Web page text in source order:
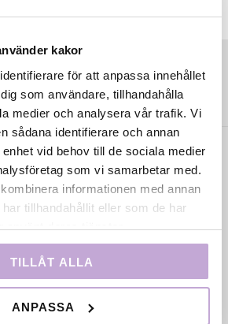
kakor
för att anpassa innehållet
som användare, tillhandahålla
medier och analysera vår trafik. Vi
sådana identifierare och annan
vid behov till de sociala medier
som vi samarbetar med.
informationen med annan
tillhandahållit eller som de har
använt deras tjänster.
TILLÅT ALLA
ANPASSA
är en regional filmfond med
förutsättningar för film- och tv-
verksamhet och